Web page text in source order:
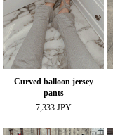
Curved balloon jersey
pants
7,333 JPY